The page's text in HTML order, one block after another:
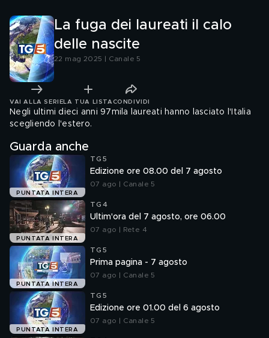
La fuga dei laureati il calo
delle nascite
22 mag 2025 | Canale 5
VAI ALLA SERIE LA TUA LISTA CONDIVIDI
Negli ultimi dieci anni 97mila laureati hanno lasciato l'Italia
scegliendo l'estero.
Guarda anche
PUNTATA INTERA
TG5
Edizione ore 08.00 del 7 agosto
07 ago | Canale 5
PUNTATA INTERA
TG4
Ultim'ora del 7 agosto, ore 06.00
07 ago | Rete 4
PUNTATA INTERA
TG5
Prima pagina - 7 agosto
07 ago | Canale 5
PUNTATA INTERA
TG5
Edizione ore 01.00 del 6 agosto
07 ago | Canale 5